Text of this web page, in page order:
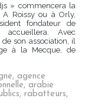
» commencera la
A Roissy ou à Orly,
fondateur de
accueillera. Avec
son association, il
à la Mecque, de
, agence
, arabie
, rabatteurs,